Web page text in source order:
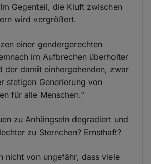
Gegenteil, die Kluft zwischen
wird vergrößert.
einer gendergerechten
im Aufbrechen überholter
der damit einhergehenden, zwar
stetigen Generierung von
für alle Menschen."
zu Anhängseln degradiert und
zu Sternchen? Ernsthaft?
nicht von ungefähr, dass viele